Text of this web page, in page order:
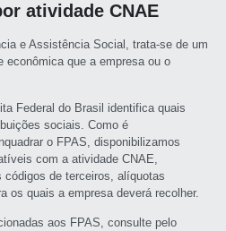
atividade CNAE
e Assistência Social, trata-se de um
econômica que a empresa ou o
Federal do Brasil identifica quais
sociais. Como é
o FPAS, disponibilizamos
com a atividade CNAE,
de terceiros, alíquotas
os quais a empresa deverá recolher.
aos FPAS, consulte pelo